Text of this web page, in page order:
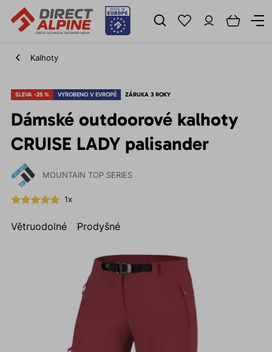
Kalhoty
SLEVA -25 % VYROBENO V EVROPĚ ZÁRUKA 3 ROKY
Dámské outdoorové kalhoty
CRUISE LADY palisander
MOUNTAIN TOP SERIES
1x
Větruodolné Prodyšné